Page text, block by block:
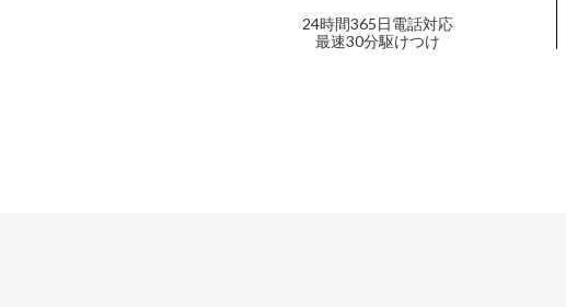
24時間365日電話対応
最速30分駆けつけ